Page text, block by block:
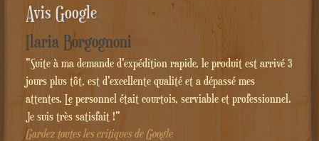
Avis Google
Ilaria Borgognoni
"Suite à ma demande d'expédition rapide, le produit est arrivé 3
jours plus tôt, est d'excellente qualité et a dépassé mes
attentes. Le personnel était courtois, serviable et professionnel.
Je suis très satisfait !"
Gardez toutes les critiques de Google